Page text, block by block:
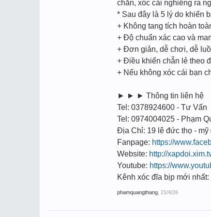
chẵn, xóc cái nghiêng ra
* Sau đây là 5 lý do khiến
+ Không tang tích hoàn
+ Độ chuẩn xác cao và
+ Đơn giản, dễ chơi, dễ
+ Điều khiển chẵn lẻ theo
+ Nếu không xóc cái bạn
► ► ► Thông tin liên hệ
Tel: 0378924600 - Tư Vấn
Tel: 0974004025 - Phạm
Địa Chỉ: 19 lê đức thọ - mỹ
Fanpage: https://
Website: http://
Youtube: https://
Kênh xóc đĩa bịp mới nhất:
phamquangthang 21/4/26